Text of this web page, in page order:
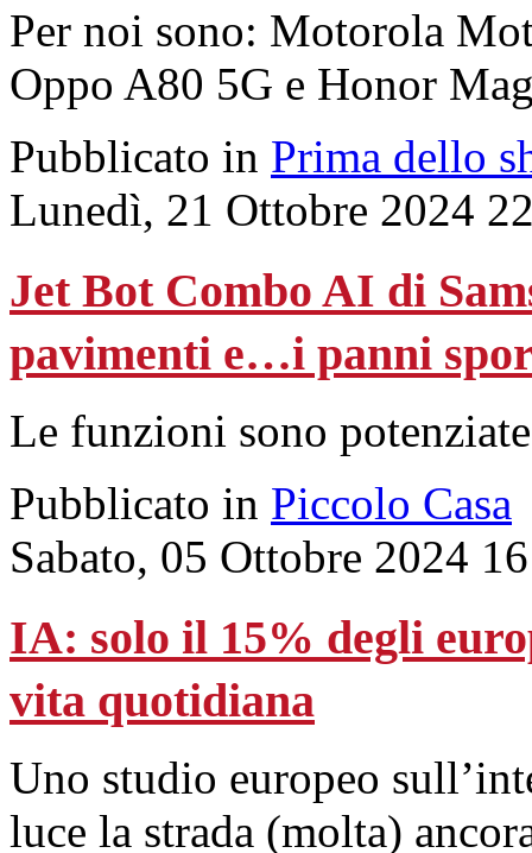
Per noi sono: Motorola
Oppo A80 5G e Honor
Pubblicato in Prima dello
Lunedì, 21 Ottobre 2024
Jet Bot Combo AI di
pavimenti e…i panni
Le funzioni sono
Pubblicato in Piccolo Casa
Sabato, 05 Ottobre 2024
IA: solo il 15% degli
vita quotidiana
Uno studio europeo
luce la strada (molta)